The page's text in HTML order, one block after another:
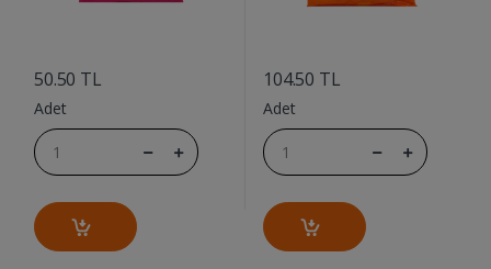
50.50 TL
Adet
104.50 TL
Adet